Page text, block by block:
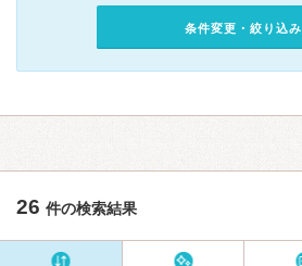
条件変更・絞り込み
26 件の検索結果